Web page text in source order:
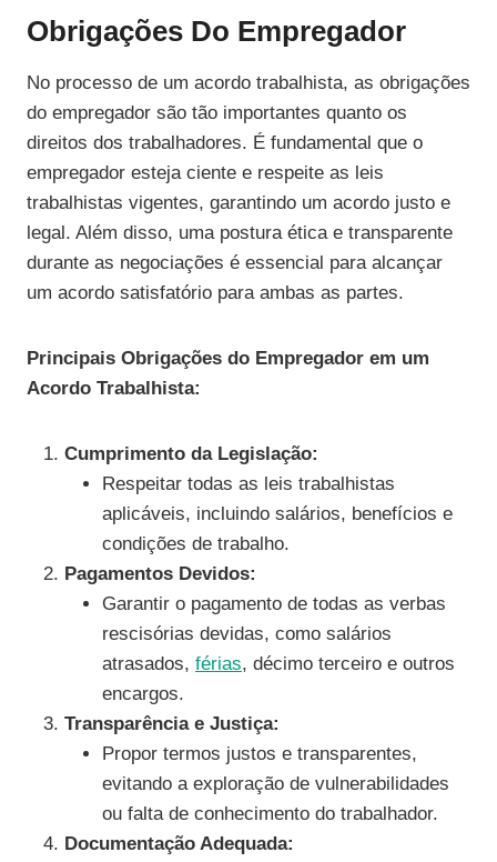
Obrigações Do Empregador
No processo de um acordo trabalhista, as obrigações
do empregador são tão importantes quanto os
direitos dos trabalhadores. É fundamental que o
empregador esteja ciente e respeite as leis
trabalhistas vigentes, garantindo um acordo justo e
legal. Além disso, uma postura ética e transparente
durante as negociações é essencial para alcançar
um acordo satisfatório para ambas as partes.
Principais Obrigações do Empregador em um
Acordo Trabalhista:
Cumprimento da Legislação:
Respeitar todas as leis trabalhistas
aplicáveis, incluindo salários, benefícios e
condições de trabalho.
Pagamentos Devidos:
Garantir o pagamento de todas as verbas
rescisórias devidas, como salários
atrasados, férias, décimo terceiro e outros
encargos.
Transparência e Justiça:
Propor termos justos e transparentes,
evitando a exploração de vulnerabilidades
ou falta de conhecimento do trabalhador.
Documentação Adequada: